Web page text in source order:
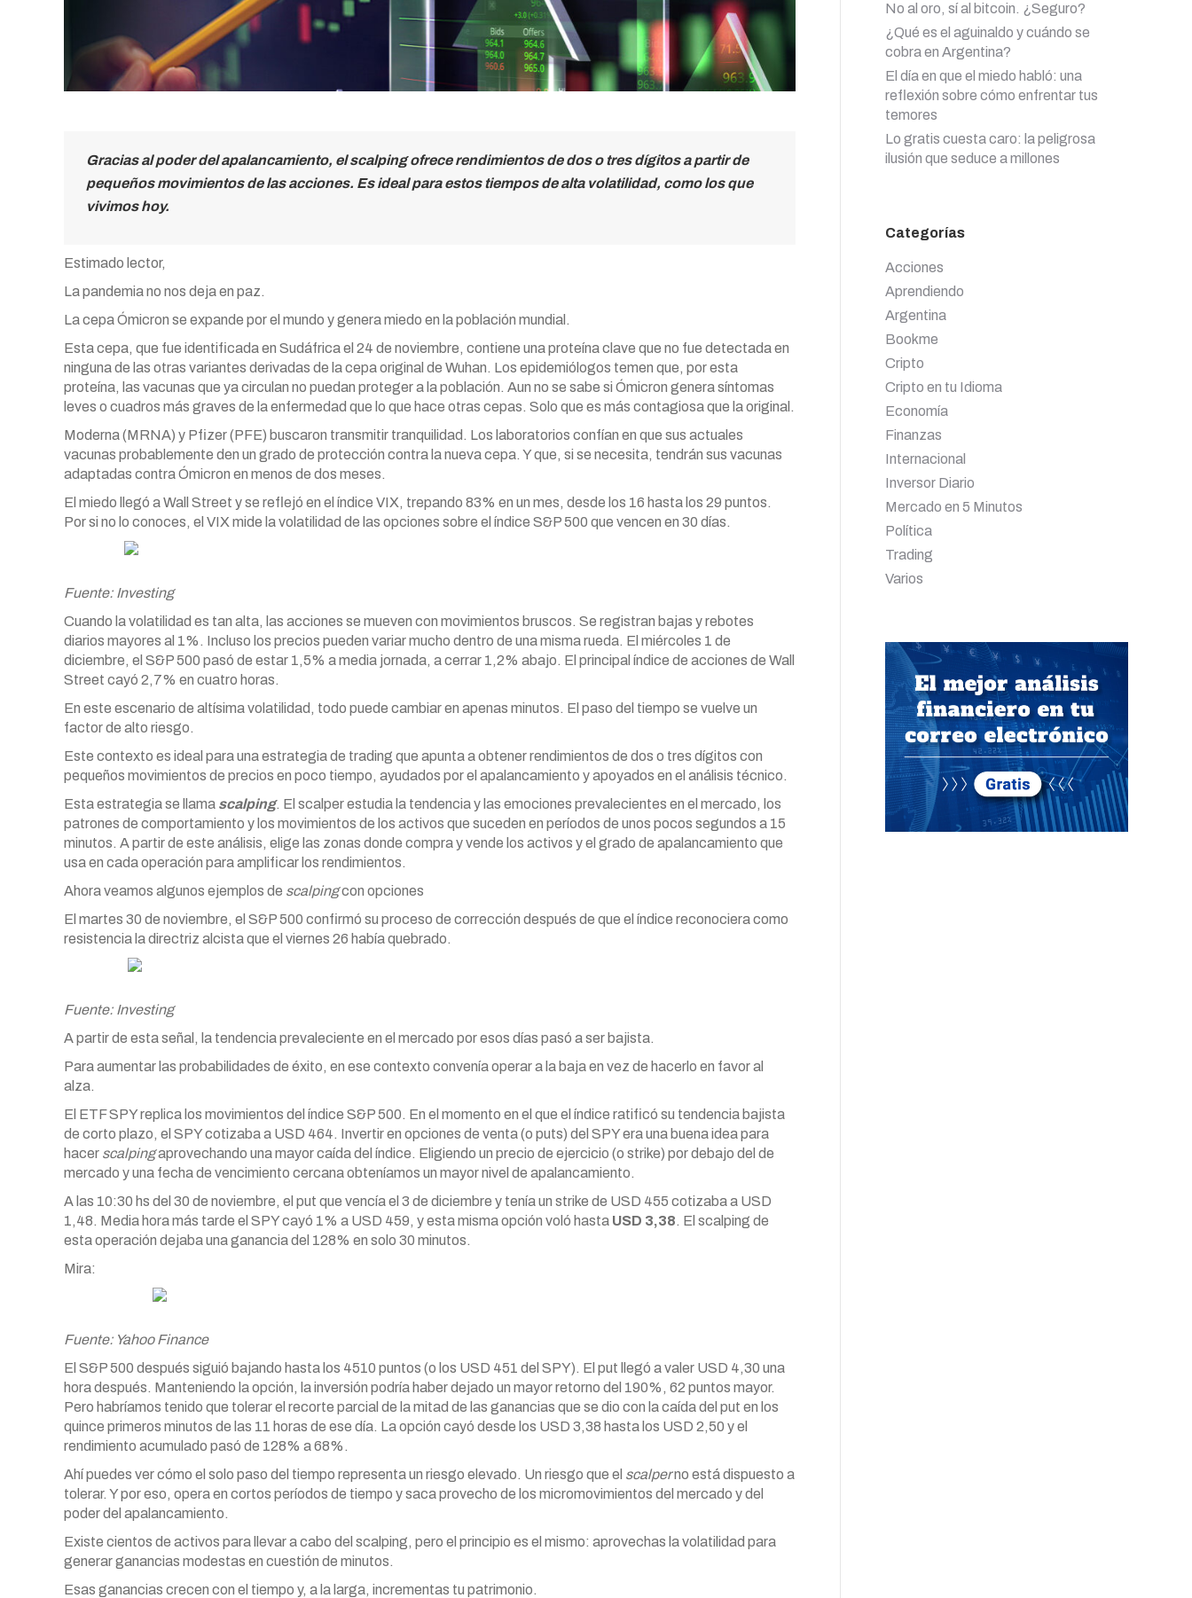
Gracias al poder del apalancamiento, el scalping ofrece rendimientos de dos o tres dígitos a partir de
pequeños movimientos de las acciones. Es ideal para estos tiempos de alta volatilidad, como los que
vivimos hoy.
Estimado lector,
La pandemia no nos deja en paz.
La cepa Ómicron se expande por el mundo y genera miedo en la población mundial.
Esta cepa, que fue identificada en Sudáfrica el 24 de noviembre, contiene una proteína clave que no fue detectada en
ninguna de las otras variantes derivadas de la cepa original de Wuhan. Los epidemiólogos temen que, por esta
proteína, las vacunas que ya circulan no puedan proteger a la población. Aun no se sabe si Ómicron genera síntomas
leves o cuadros más graves de la enfermedad que lo que hace otras cepas. Solo que es más contagiosa que la original.
Moderna (MRNA) y Pfizer (PFE) buscaron transmitir tranquilidad. Los laboratorios confían en que sus actuales
vacunas probablemente den un grado de protección contra la nueva cepa. Y que, si se necesita, tendrán sus vacunas
adaptadas contra Ómicron en menos de dos meses.
El miedo llegó a Wall Street y se reflejó en el índice VIX, trepando 83% en un mes, desde los 16 hasta los 29 puntos.
Por si no lo conoces, el VIX mide la volatilidad de las opciones sobre el índice S&P 500 que vencen en 30 días.
Fuente: Investing
Cuando la volatilidad es tan alta, las acciones se mueven con movimientos bruscos. Se registran bajas y rebotes
diarios mayores al 1%. Incluso los precios pueden variar mucho dentro de una misma rueda. El miércoles 1 de
diciembre, el S&P 500 pasó de estar 1,5% a media jornada, a cerrar 1,2% abajo. El principal índice de acciones de Wall
Street cayó 2,7% en cuatro horas.
En este escenario de altísima volatilidad, todo puede cambiar en apenas minutos. El paso del tiempo se vuelve un
factor de alto riesgo.
Este contexto es ideal para una estrategia de trading que apunta a obtener rendimientos de dos o tres dígitos con
pequeños movimientos de precios en poco tiempo, ayudados por el apalancamiento y apoyados en el análisis técnico.
Esta estrategia se llama scalping. El scalper estudia la tendencia y las emociones prevalecientes en el mercado, los
patrones de comportamiento y los movimientos de los activos que suceden en períodos de unos pocos segundos a 15
minutos. A partir de este análisis, elige las zonas donde compra y vende los activos y el grado de apalancamiento que
usa en cada operación para amplificar los rendimientos.
Ahora veamos algunos ejemplos de scalpingcon opciones
El martes 30 de noviembre, el S&P 500 confirmó su proceso de corrección después de que el índice reconociera como
resistencia la directriz alcista que el viernes 26 había quebrado.
Fuente: Investing
A partir de esta señal, la tendencia prevaleciente en el mercado por esos días pasó a ser bajista.
Para aumentar las probabilidades de éxito, en ese contexto convenía operar a la baja en vez de hacerlo en favor al
alza.
El ETF SPY replica los movimientos del índice S&P 500. En el momento en el que el índice ratificó su tendencia bajista
de corto plazo, el SPY cotizaba a USD 464. Invertir en opciones de venta (o puts) del SPY era una buena idea para
hacer scalpingaprovechando una mayor caída del índice. Eligiendo un precio de ejercicio (o strike) por debajo del de
mercado y una fecha de vencimiento cercana obteníamos un mayor nivel de apalancamiento.
A las 10:30 hs del 30 de noviembre, el put que vencía el 3 de diciembre y tenía un strike de USD 455 cotizaba a USD
1,48. Media hora más tarde el SPY cayó 1% a USD 459, y esta misma opción voló hasta USD 3,38. El scalping de
esta operación dejaba una ganancia del 128% en solo 30 minutos.
Mira:
Fuente: Yahoo Finance
El S&P 500 después siguió bajando hasta los 4510 puntos (o los USD 451 del SPY). El put llegó a valer USD 4,30 una
hora después. Manteniendo la opción, la inversión podría haber dejado un mayor retorno del 190%, 62 puntos mayor.
Pero habríamos tenido que tolerar el recorte parcial de la mitad de las ganancias que se dio con la caída del put en los
quince primeros minutos de las 11 horas de ese día. La opción cayó desde los USD 3,38 hasta los USD 2,50 y el
rendimiento acumulado pasó de 128% a 68%.
Ahí puedes ver cómo el solo paso del tiempo representa un riesgo elevado. Un riesgo que el scalperno está dispuesto a
tolerar. Y por eso, opera en cortos períodos de tiempo y saca provecho de los micromovimientos del mercado y del
poder del apalancamiento.
Existe cientos de activos para llevar a cabo del scalping, pero el principio es el mismo: aprovechas la volatilidad para
generar ganancias modestas en cuestión de minutos.
Esas ganancias crecen con el tiempo y, a la larga, incrementas tu patrimonio.
No al oro, sí al bitcoin. ¿Seguro?
¿Qué es el aguinaldo y cuándo se
cobra en Argentina?
El día en que el miedo habló: una
reflexión sobre cómo enfrentar tus
temores
Lo gratis cuesta caro: la peligrosa
ilusión que seduce a millones
Categorías
Acciones
Aprendiendo
Argentina
Bookme
Cripto
Cripto en tu Idioma
Economía
Finanzas
Internacional
Inversor Diario
Mercado en 5 Minutos
Política
Trading
Varios